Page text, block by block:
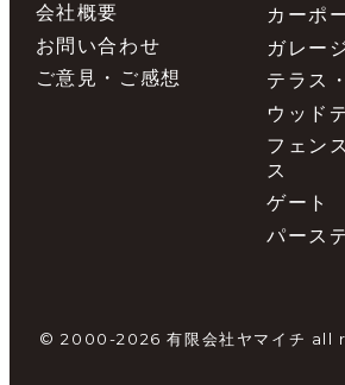
会社概要
お問い合わせ
ご意見・ご感想
カーポ
ガレー
テラス
ウッド
フェン
ス
ゲート
パース
© 2000-2026 有限会社ヤマイチ